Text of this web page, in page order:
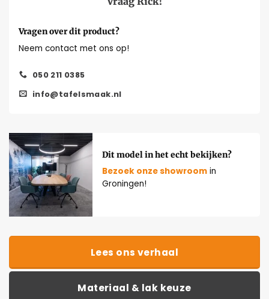
Vragen over dit product?
Neem contact met ons op!
050 211 0385
info@tafelsmaak.nl
Dit model in het echt bekijken?
Bezoek onze showroom in
Groningen!
Lees ons verhaal
Materiaal & lak keuze